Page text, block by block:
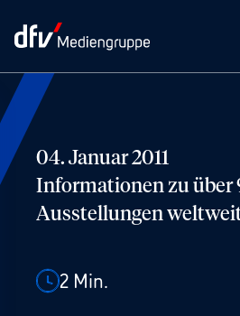
04. Januar 2011
Informationen zu über
Ausstellungen
2 Min.